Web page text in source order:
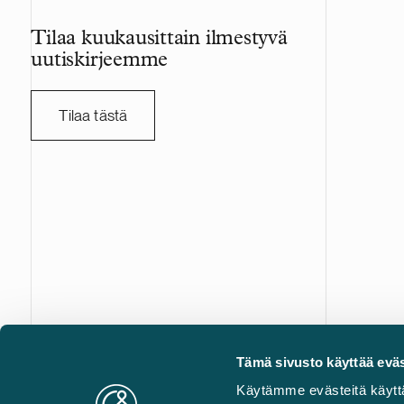
Tämä sivusto käyttää
Käytämme evästeitä
kulkee
Vaalimaan
Tilaa kuukausittain ilmestyvä
uutiskirjeemme
Tilaa tästä
Castrén & Snellman on täyden palvelun
edelläkävijä kaikilla liikejuridiikan erikoisaloilla.